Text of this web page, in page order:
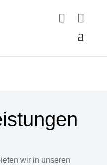
wir in unseren